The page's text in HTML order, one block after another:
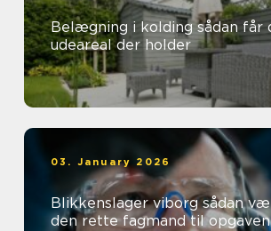
Belægning i kolding sådan får du et
udeareal der holder
03. January 2026
Blikkenslager viborg sådan vælger du
den rette fagmand til opgaven